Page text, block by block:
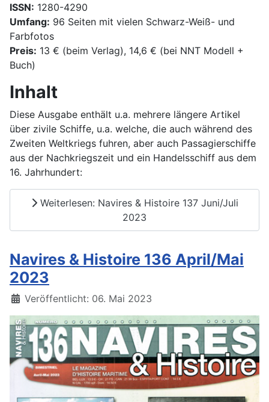
ISSN: 1280-4290
Umfang: 96 Seiten mit vielen Schwarz-Weiß- und
Farbfotos
Preis: 13 € (beim Verlag), 14,6 € (bei NNT Modell +
Buch)
Inhalt
Diese Ausgabe enthält u.a. mehrere längere Artikel
über zivile Schiffe, u.a. welche, die auch während des
Zweiten Weltkriegs fuhren, aber auch Passagierschiffe
aus der Nachkriegszeit und ein Handelsschiff aus dem
16. Jahrhundert:
Weiterlesen: Navires & Histoire 137 Juni/Juli
2023
Navires & Histoire 136 April/Mai
2023
Details
Veröffentlicht: 06. Mai 2023